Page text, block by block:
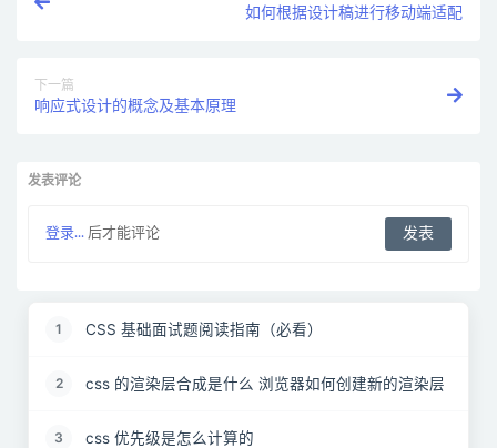
如何根据设计稿进行移动端适配
下一篇
响应式设计的概念及基本原理
发表评论
登录... 后才能评论
1 CSS 基础面试题阅读指南（必看）
2 css 的渲染层合成是什么 浏览器如何创建新的渲染层
3 css 优先级是怎么计算的